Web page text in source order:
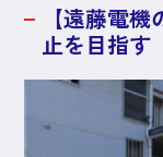
【遠藤電
止を目指す